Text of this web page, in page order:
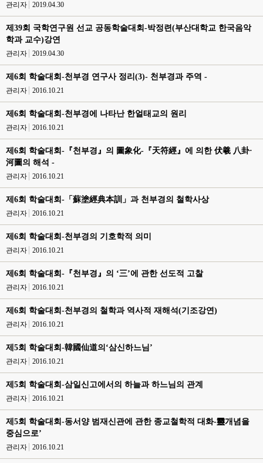
관리자 2019.04.30
제39회 국학연구원 선교 공동학술대회-박정련(부산대학교 한국음악
학과 교수)강연
관리자 2019.04.30
제6회 학술대회-천부경 연구사 정리(3)- 천부경과 주역 -
관리자 2016.10.21
제6회 학술대회-천부경에 나타난 한얼태교의 원리
관리자 2016.10.21
제6회 학술대회-『천부경』의 圖象化-『天符經』에 의한 伏羲 八卦·
河圖의 해석 -
관리자 2016.10.21
제6회 학술대회-「蘇塗經典本訓」과 천부경의 철학사상
관리자 2016.10.21
제6회 학술대회-천부경의 기호학적 의미
관리자 2016.10.21
제6회 학술대회-『천부경』의 ‘三’에 관한 선도적 고찰
관리자 2016.10.21
제6회 학술대회-천부경의 철학과 역사적 재해석(기조강연)
관리자 2016.10.21
제5회 학술대회-韓國仙道의‘삼신하느님’
관리자 2016.10.21
제5회 학술대회-삼일신고에서의 하늘과 하느님의 관계
관리자 2016.10.21
제5회 학술대회-동서양 범재신관에 관한 종교철학적 대화-靈개념을
중심으로’
관리자 2016.10.21